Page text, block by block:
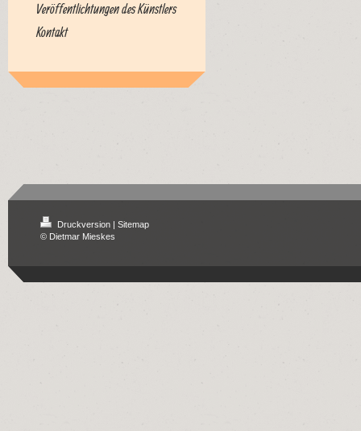
Veröffentlichtungen des Künstlers
Kontakt
Druckversion | Sitemap
© Dietmar Mieskes